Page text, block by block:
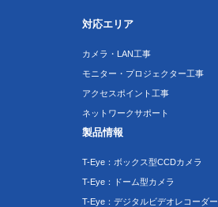
対応エリア
カメラ・LAN工事
モニター・プロジェクター工事
アクセスポイント工事
ネットワークサポート
製品情報
T-Eye：ボックス型CCDカメラ
T-Eye：ドーム型カメラ
T-Eye：デジタルビデオレコーダー